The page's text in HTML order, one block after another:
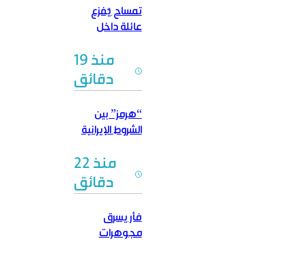
تمساح يُفزع
عائلة داخل
منذ 19
دقائق
“هرمز” بين
الشروط الإيرانية
واشنطن
منذ 22
دقائق
فأر يسرق
مجوهرات